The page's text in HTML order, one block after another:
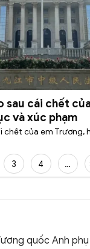
sau cái chết
và xúc phạm
chết của em Trương,
3 4 …
quốc Anh